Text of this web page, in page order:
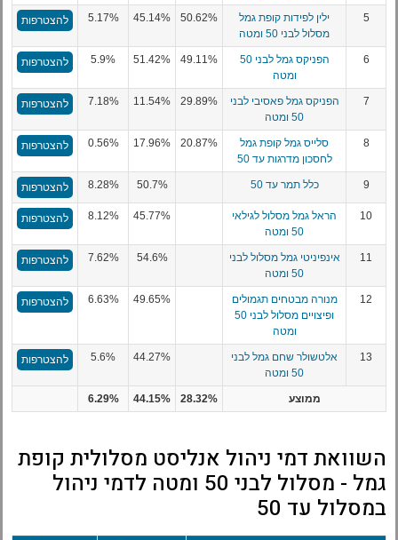
5
ילין לפידות קופת גמל
מסלול לבני 50 ומטה
50.62%
45.14%
5.17% להצטרפות
6
הפניקס גמל לבני 50
ומטה
49.11%
51.42%
5.9% להצטרפות
7
הפניקס גמל פאסיבי לבני
50 ומטה
29.89%
11.54%
7.18% להצטרפות
8
סלייס גמל קופת גמל
לחסכון מדרגות עד 50
20.87%
17.96%
0.56% להצטרפות
9 כלל תמר עד 50 50.7%
8.28% להצטרפות
10
הראל גמל מסלול לגילאי
50 ומטה
45.77%
8.12% להצטרפות
11
אינפיניטי גמל מסלול לבני
50 ומטה
54.6%
7.62% להצטרפות
12
מנורה מבטחים תגמולים
ופיצויים מסלול לבני 50
ומטה
49.65%
6.63% להצטרפות
13
אלטשולר שחם גמל לבני
50 ומטה
44.27%
5.6% להצטרפות
ממוצע 28.32%
44.15%
6.29%
השוואת דמי ניהול אנליסט מסלולית קופת
גמל - מסלול לבני 50 ומטה לדמי ניהול
במסלול עד 50